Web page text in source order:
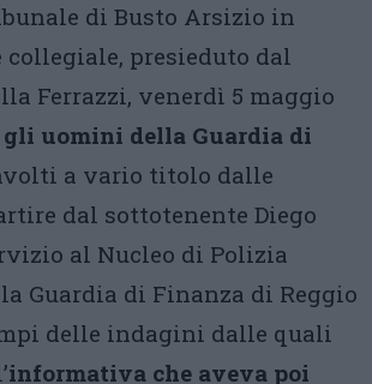
di Busto Arsizio in
collegiale, presieduto dal
Ferrazzi, venerdì 5 maggio
uomini della Guardia di
a vario titolo dalle
dal sottotenente Diego
al Nucleo di Polizia
Guardia di Finanza di Reggio
delle indagini dalle quali
informativa che aveva poi